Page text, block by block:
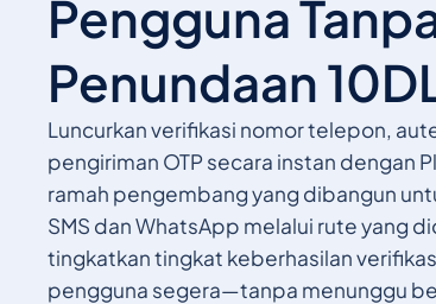
Pengguna
Penundaan
Luncurkan verifikasi nomor telepon,
pengiriman OTP secara instan dengan
ramah pengembang yang dibangun
SMS dan WhatsApp melalui rute yang
tingkatkan tingkat keberhasilan
pengguna segera—tanpa menunggu